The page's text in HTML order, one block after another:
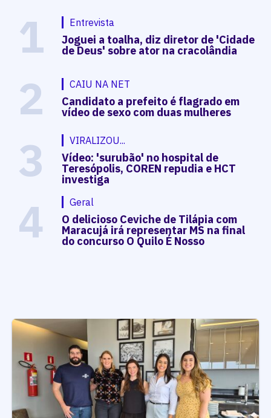
1 Entrevista
Joguei a toalha, diz diretor de 'Cidade
de Deus' sobre ator na cracolândia
2 CAIU NA NET
Candidato a prefeito é flagrado em
vídeo de sexo com duas mulheres
3 VIRALIZOU...
Vídeo: 'surubão' no hospital de
Teresópolis, COREN repudia e HCT
investiga
4 Geral
O delicioso Ceviche de Tilápia com
Maracujá irá representar MS na final
do concurso O Quilo É Nosso